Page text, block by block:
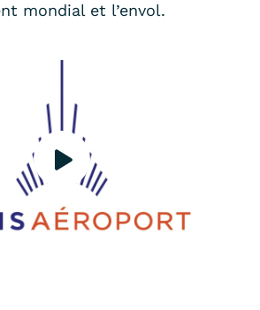
Agence
Actu
Projets
mondial et l’envol.